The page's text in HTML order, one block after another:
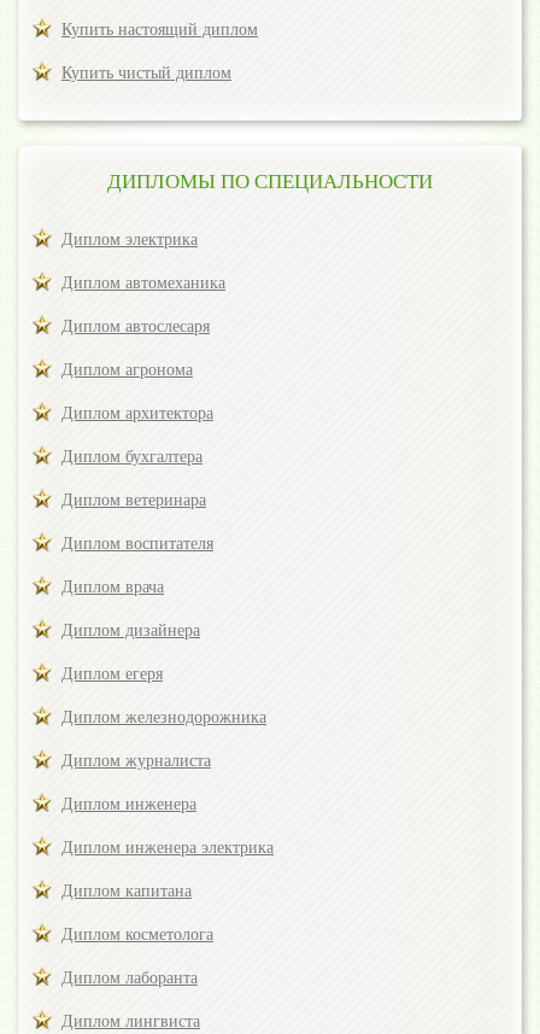
Купить настоящий диплом
Купить чистый диплом
ДИПЛОМЫ ПО СПЕЦИАЛЬНОСТИ
Диплом электрика
Диплом автомеханика
Диплом автослесаря
Диплом агронома
Диплом архитектора
Диплом бухгалтера
Диплом ветеринара
Диплом воспитателя
Диплом врача
Диплом дизайнера
Диплом егеря
Диплом железнодорожника
Диплом журналиста
Диплом инженера
Диплом инженера электрика
Диплом капитана
Диплом косметолога
Диплом лаборанта
Диплом лингвиста